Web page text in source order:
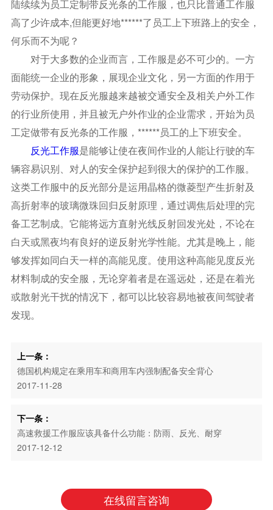
陆续续为员工定制带反光条的工作服，也只比普通工作服
高了少许成本,但能更好地******了员工上下班路上的安全，
何乐而不为呢？
对于大多数的企业而言，工作服是必不可少的。一方
面能统一企业的形象，展现企业文化，另一方面的作用于
劳动保护。现在反光服越来越被交通安全及相关户外工作
的行业所使用，并且被无户外作业的企业需求，开始为员
工定做带有反光条的工作服，******员工的上下班安全。
反光工作服是能够让使在夜间作业的人能让行驶的车
辆容易识别、对人的安全保护起到很大的保护的工作服。
这类工作服中的反光部分是运用晶格的微菱型产生折射及
高折射率的玻璃微珠回归反射原理，通过调焦后处理的完
备工艺制成。它能将远方直射光线反射回发光处，不论在
白天或黑夜均有良好的逆反射光学性能。尤其是晚上，能
够发挥如同白天一样的高能见度。使用这种高能见度反光
材料制成的安全服，无论穿着者是在遥远处，还是在着光
或散射光干扰的情况下，都可以比较容易地被夜间驾驶者
发现。
上一条：
德国机构规定在乘用车和商用车内强制配备安全背心
2017-11-28
下一条：
高速救援工作服应该具备什么功能：防雨、反光、耐穿
2017-12-12
在线留言咨询